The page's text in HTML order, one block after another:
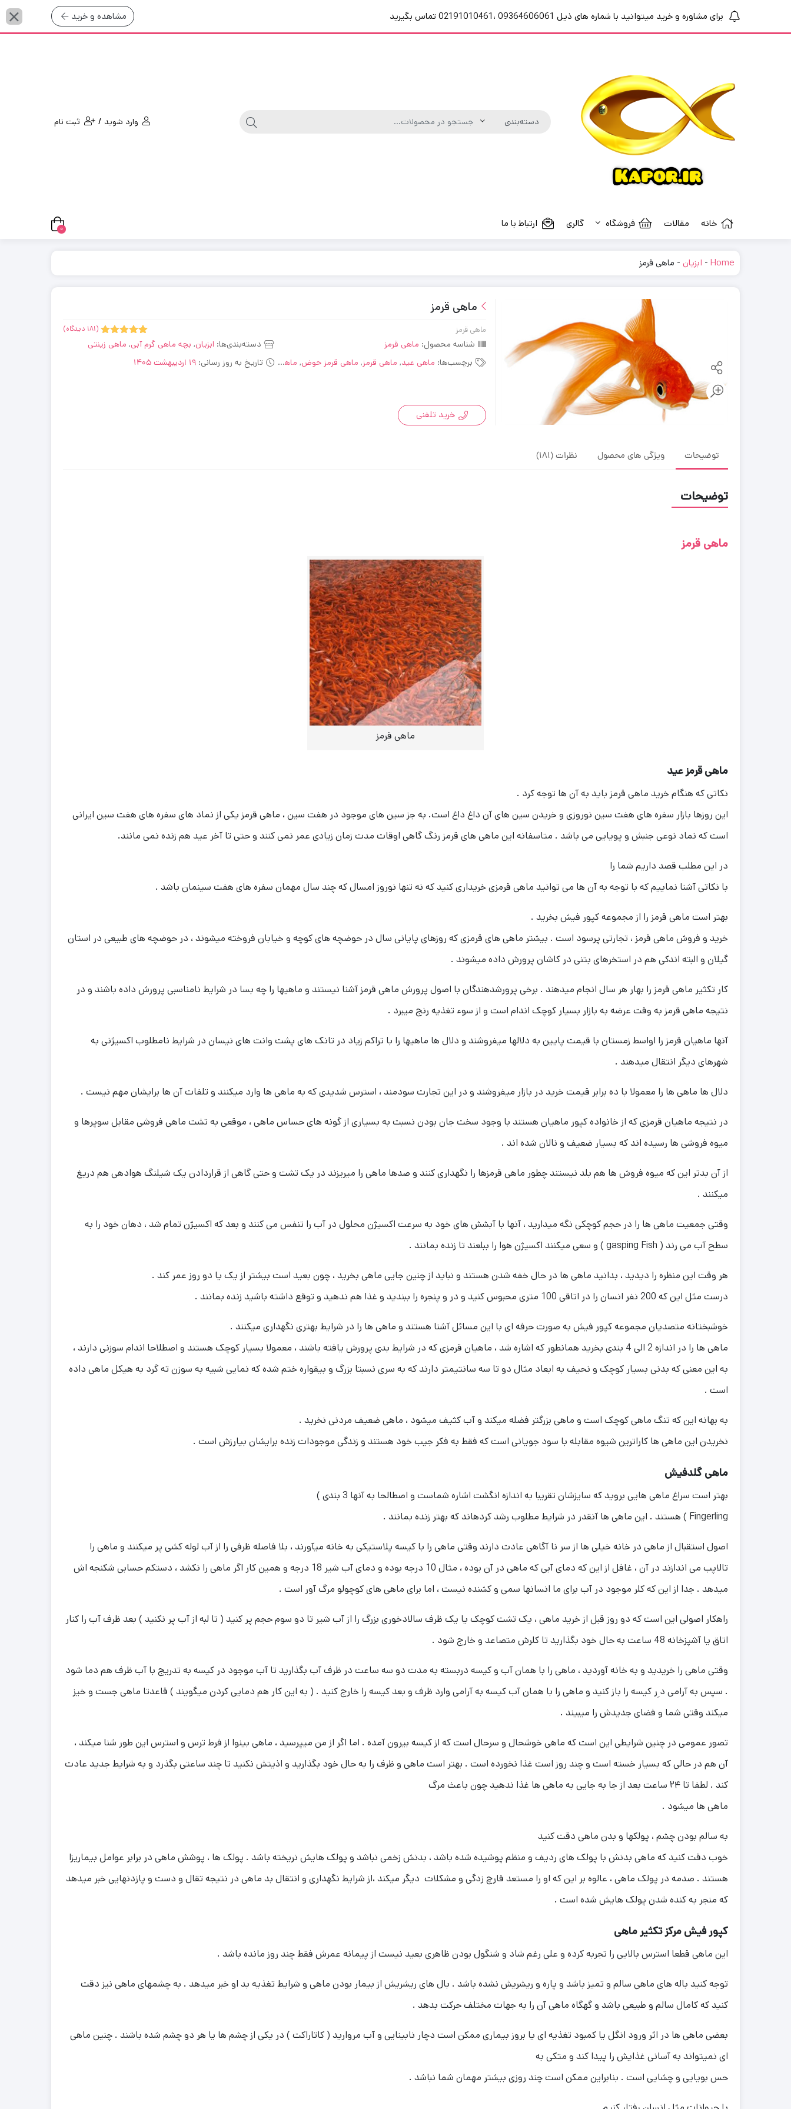
برای مشاوره و خرید میتوانید با شماره های ذیل 09364606061 ،02191010461 تماس بگیرید مشاهده و خرید
وارد شوید / ثبت نام
خانه مقالات فروشگاه گالری ارتباط با ما
0
Home
- ابزیان - ماهی قرمز
ماهی قرمز
ماهی قرمز
امتیاز5.00
از 5 امتیاز
181
مشتری
(
181 دیدگاه)
شناسه محصول: ماهی قرمز دسته‌بندی‌ها: ابزیان, بچه ماهی گرم آبی, ماهی زینتی
برچسب‌ها: ماهی عید, ماهی قرمز, ماهی قرمز حوض, ماهی قرمز کالیکو ,ماهی گلدفیش
تاریخ به روز رسانی: 19 اردیبهشت 1405
خرید تلفنی
توضیحات ویژگی های محصول نظرات (181)
توضیحات
ماهی قرمز
ماهی قرمز
ماهی قرمز عید
نکاتی که هنگام خرید ماهی قرمز باید به آن ها توجه کرد .
این روزها بازار سفره های هفت سین نوروزی و خریدن سین های آن داغ داغ است. به جز سین های موجود در هفت سین ، ماهی قرمز یکی از نماد های سفره های هفت سین ایرانی
است که نماد نوعی جنبش و پویایی می باشد . متاسفانه این ماهی های قرمز رنگ گاهی اوقات مدت زمان زیادی عمر نمی کنند و حتی تا آخر عید هم زنده نمی مانند.
در این مطلب قصد داریم شما را
با نکاتی آشنا نماییم که با توجه به آن ها می توانید ماهی قرمزی خریداری کنید که نه تنها نوروز امسال که چند سال مهمان سفره های هفت سینمان باشد .
بهتر است ماهی قرمز را از مجموعه کپور فیش بخرید .
خرید و فروش ماهی قرمز ، تجارتی پرسود است . بیشتر ماهی های قرمزی که روزهای پایانی سال در حوضچه های کوچه و خیابان فروخته میشوند ، در حوضچه های طبیعی در استان
گیلان و البته اندکی هم در استخرهای بتنی در کاشان پرورش داده میشوند .
کار تکثیر ماهی قرمز را بهار هر سال انجام میدهند . برخی پرورشدهندگان با اصول پرورش ماهی قرمز آشنا نیستند و ماهیها را چه بسا در شرایط نامناسبی پرورش داده باشند و در
نتیجه ماهی قرمز به وقت عرضه به بازار بسیار کوچک اندام است و از سوء تغذیه رنج میبرد .
آنها ماهیان قرمز را اواسط زمستان با قیمت پایین به دلالها میفروشند و دلال ها ماهیها را با تراکم زیاد در تانک های پشت وانت های نیسان در شرایط نامطلوب اکسیژنی به
شهرهای دیگر انتقال میدهند .
دلال ها ماهی ها را معمولا با ده برابر قیمت خرید در بازار میفروشند و در این تجارت سودمند ، استرس شدیدی که به ماهی ها وارد میکنند و تلفات آن ها برایشان مهم نیست .
در نتیجه ماهیان قرمزی که از خانواده کپور ماهیان هستند با وجود سخت جان بودن نسبت به بسیاری از گونه های حساس ماهی ، موقعی به تشت ماهی فروشی مقابل سوپرها و
میوه فروشی ها رسیده اند که بسیار ضعیف و نالان شده اند .
از آن بدتر این که میوه فروش ها هم بلد نیستند چطور ماهی قرمزها را نگهداری کنند و صدها ماهی را میریزند در یک تشت و حتی گاهی از قراردادن یک شیلنگ هوادهی هم دریغ
میکنند .
وقتی جمعیت ماهی ها را در حجم کوچکی نگه میدارید ، آنها با آبشش های خود به سرعت اکسیژن محلول در آب را تنفس می کنند و بعد که اکسیژن تمام شد ، دهان خود را به
سطح آب می رند ( gasping Fish ) و سعی میکنند اکسیژن هوا را ببلعند تا زنده بمانند .
هر وقت این منظره را دیدید ، بدانید ماهی ها در حال خفه شدن هستند و نباید از چنین جایی ماهی بخرید ، چون بعید است بیشتر از یک یا دو روز عمر کند .
درست مثل این که 200 نفر انسان را در اتاقی 100 متری محبوس کنید و در و پنجره را ببندید و غذا هم ندهید و توقع داشته باشید زنده بمانند .
خوشبختانه متصدیان مجموعه کپور فیش به صورت حرفه ای با این مسائل آشنا هستند و ماهی ها را در شرایط بهتری نگهداری میکنند .
ماهی ها را در اندازه 2 الی 4 بندی بخرید همانطور که اشاره شد ، ماهیان قرمزی که در شرایط بدی پرورش یافته باشند ، معمولا بسیار کوچک هستند و اصطلاحا اندام سوزنی دارند ،
به این معنی که بدنی بسیار کوچک و نحیف به ابعاد مثال دو تا سه سانتیمتر دارند که به سری نسبتا بزرگ و بیقواره ختم شده که نمایی شبیه به سوزن ته گرد به هیکل ماهی داده
است .
به بهانه این که تنگ ماهی کوچک است و ماهی بزرگتر فضله میکند و آب کثیف میشود ، ماهی ضعیف مردنی نخرید .
نخریدن این ماهی ها کاراترین شیوه مقابله با سود جویانی است که فقط به فکر جیب خود هستند و زندگی موجودات زنده برایشان بیارزش است .
ماهی گلدفیش
بهتر است سراغ ماهی هایی بروید که سایزشان تقریبا به اندازه انگشت اشاره شماست و اصطالحا به آنها 3 بندی )
Fingerling ) هستند . این ماهی ها آنقدر در شرایط مطلوب رشد کردهاند که بهتر زنده بمانند .
اصول استقبال از ماهی در خانه خیلی ها از سر نا آگاهی عادت دارند وقتی ماهی را با کیسه پلاستیکی به خانه میآورند ، بلا فاصله ظرفی را از آب لوله کشی پر میکنند و ماهی را
تالاپب می اندازند در آن ، غافل از این که دمای آبی که ماهی در آن بوده ، مثال 10 درجه بوده و دمای آب شیر 18 درجه و همین کار اگر ماهی را نکشد ، دستکم حسابی شکنجه اش
میدهد . جدا از این که کلر موجود در آب برای ما انسانها سمی و کشنده نیست ، اما برای ماهی های کوچولو مرگ آور است .
راهکار اصولی این است که دو روز قبل از خرید ماهی ، یک تشت کوچک یا یک ظرف سالادخوری بزرگ را از آب شیر تا دو سوم حجم پر کنید ( تا لبه از آب پر نکنید ) بعد ظرف آب را کنار
اتاق یا آشپزخانه 48 ساعت به حال خود بگذارید تا کلرش متصاعد و خارج شود .
وقتی ماهی را خریدید و به خانه آوردید ، ماهی را با همان آب و کیسه دربسته به مدت دو سه ساعت در ظرف آب بگذارید تا آب موجود در کیسه به تدریج با آب ظرف هم دما شود
. سپس به آرامی د ِر کیسه را باز کنید و ماهی را با همان آب کیسه به آرامی وارد ظرف و بعد کیسه را خارج کنید . ( به این کار هم دمایی کردن میگویند ) قاعدتا ماهی جست و خیز
میکند وقتی شما و فضای جدیدش را میبیند .
تصور عمومی در چنین شرایطی این است که ماهی خوشحال و سرحال است که از کیسه بیرون آمده . اما اگر از من میپرسید ، ماهی بینوا از فرط ترس و استرس این طور شنا میکند ،
آن هم در حالی که بسیار خسته است و چند روز است غذا نخورده است . بهتر است ماهی و ظرف را به حال خود بگذارید و اذیتش نکنید تا چند ساعتی بگذرد و به شرایط جدید عادت
کند . لطفا تا ۲۴ ساعت بعد از جا به جایی به ماهی ها غذا ندهید چون باعث مرگ
ماهی ها میشود .
به سالم بودن چشم ، پولکها و بدن ماهی دقت کنید
خوب دقت کنید که ماهی بدنش با پولک های ردیف و منظم پوشیده شده باشد ، بدنش زخمی نباشد و پولک هایش نریخته باشد . پولک ها ، پوشش ماهی در برابر عوامل بیماریزا
هستند . صدمه در پولک ماهی ، عالوه بر این که او را مستعد قارچ زدگی و مشکلات دیگر میکند ،از شرایط نگهداری و انتقال بد ماهی در نتیجه تقال و دست و پازدنهایی خبر میدهد
که منجر به کنده شدن پولک هایش شده است .
کپور فیش مرکز تکثیر ماهی
این ماهی قطعا استرس بالایی را تجربه کرده و علی رغم شاد و شنگول بودن ظاهری بعید نیست از پیمانه عمرش فقط چند روز مانده باشد .
توجه کنید باله های ماهی سالم و تمیز باشد و پاره و ریشریش نشده باشد . بال های ریشریش از بیمار بودن ماهی و شرایط تغذیه بد او خبر میدهد . به چشمهای ماهی نیز دقت
کنید که کامال سالم و طبیعی باشد و گهگاه ماهی آن را به جهات مختلف حرکت بدهد .
بعضی ماهی ها در اثر ورود انگل یا کمبود تغذیه ای یا بروز بیماری ممکن است دچار نابینایی و آب مروارید ( کاتاراکت ) در یکی از چشم ها یا هر دو چشم شده باشند . چنین ماهی
ای نمیتواند به آسانی غذایش را پیدا کند و متکی به
حس بویایی و چشایی است . بنابراین ممکن است چند روزی بیشتر مهمان شما نباشد .